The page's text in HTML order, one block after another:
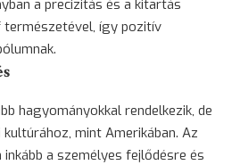
a precizitás és a kitartás
így pozitív
hagyományokkal rendelkezik, de
mint Amerikában. Az
a személyes fejlődésre és